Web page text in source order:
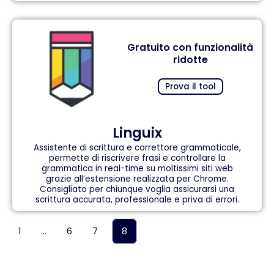
Gratuito con funzionalità
ridotte
Prova il tool
Linguix
Assistente di scrittura e correttore grammaticale,
permette di riscrivere frasi e controllare la
grammatica in real-time su moltissimi siti web
grazie all’estensione realizzata per Chrome.
Consigliato per chiunque voglia assicurarsi una
scrittura accurata, professionale e priva di errori.
1 … 6 7 8